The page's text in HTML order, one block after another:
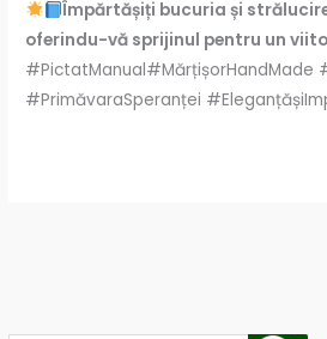
Împărtășiți bucuria și
oferindu-vă sprijinul pentru un
#PictatManual#MărțișorHandMade
#PrimăvaraSperanței